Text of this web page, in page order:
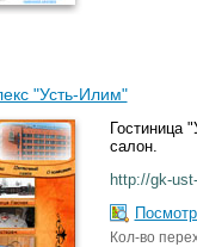
"Усть-Илим"
Гостиница
салон.
http://gk-
Кол-во